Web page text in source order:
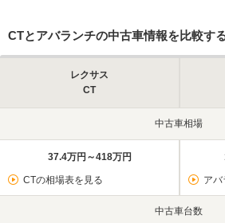
CTとアバランチの中古車情報を比較す
レクサス
CT
中古車相場
37.4万円～418万円
CTの相場表を見る ア
中古車台数